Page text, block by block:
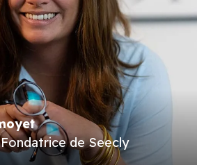
de Seecly